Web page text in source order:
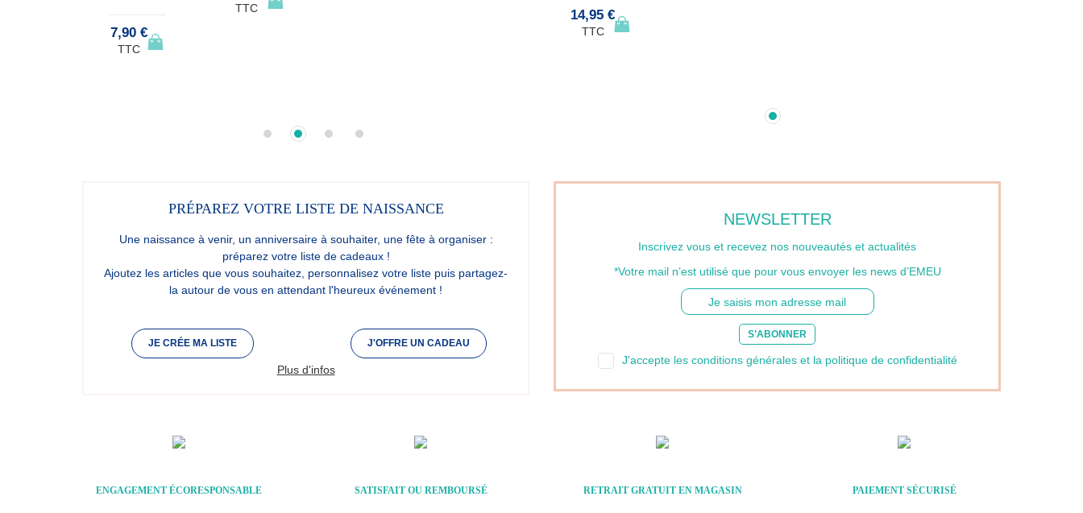
7,90 €
TTC
TTC 14,95 €
TTC
PRÉPAREZ VOTRE LISTE DE NAISSANCE
Une naissance à venir, un anniversaire à souhaiter, une fête à organiser :
préparez votre liste de cadeaux !
Ajoutez les articles que vous souhaitez, personnalisez votre liste puis partagez-
la autour de vous en attendant l'heureux événement !
JE CRÉE MA LISTE J'OFFRE UN CADEAU
Plus d'infos
NEWSLETTER
Inscrivez vous et recevez nos nouveautés et actualités
*Votre mail n’est utilisé que pour vous envoyer les news d’EMEU
S’ABONNER
J'accepte les conditions générales et la politique de confidentialité
ENGAGEMENT ÉCORESPONSABLE SATISFAIT OU REMBOURSÉ RETRAIT GRATUIT EN MAGASIN PAIEMENT SÉCURISÉ